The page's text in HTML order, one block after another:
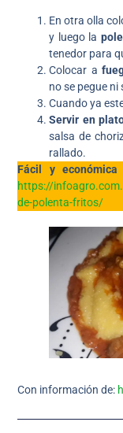
En otra olla
y luego la
tenedor para
Colocar a
no se pegue ni
Cuando ya
Servir en
salsa de
rallado.
Fácil y
https://
de-polenta-fritos/
Con información de: